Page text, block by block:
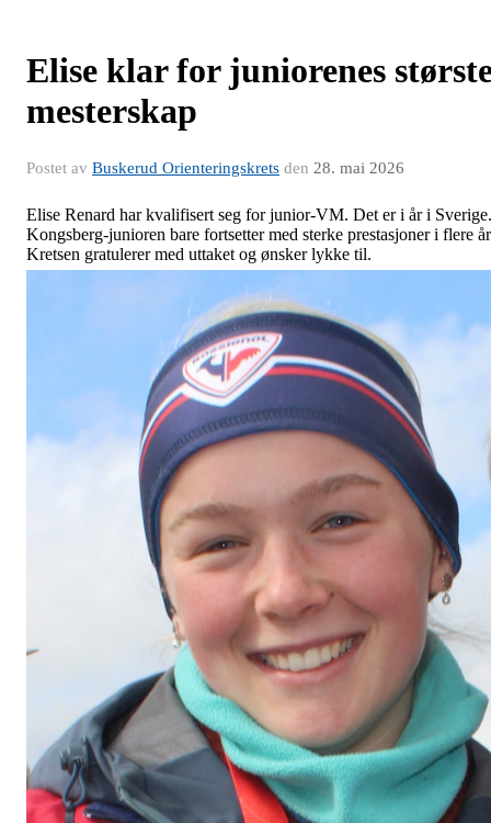
Elise klar for juniorenes
mesterskap
Postet av Buskerud Orienteringskrets den 28. mai 2026
Elise Renard har kvalifisert seg for junior-VM. Det er i år i Sverige.
Kongsberg-junioren bare fortsetter med sterke prestasjoner i flere
Kretsen gratulerer med uttaket og ønsker lykke til.